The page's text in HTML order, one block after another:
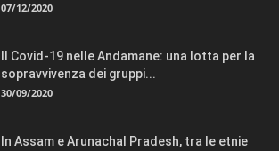
07/12/2020
Il Covid-19 nelle Andamane: una lotta per la
sopravvivenza dei gruppi...
30/09/2020
In Assam e Arunachal Pradesh, tra le etnie